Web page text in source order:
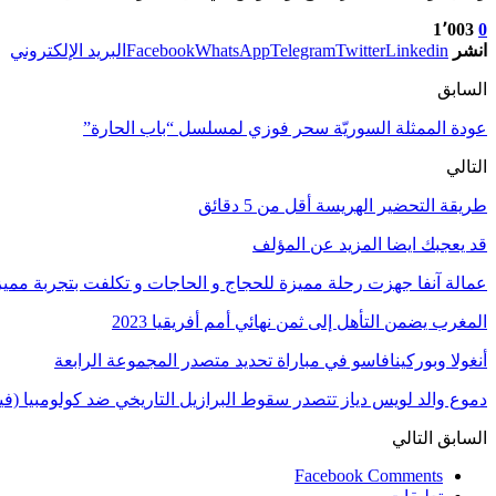
0 1٬003
انشر
FacebookWhatsAppTelegramTwitterLinkedin البريد الإلكتروني
السابق
عودة الممثلة السوريّة سحر فوزي لمسلسل “باب الحارة”
التالي
طريقة التحضير الهريسة أقل من 5 دقائق
قد يعجبك ايضا المزيد عن المؤلف
عمالة آنفا جهزت رحلة مميزة للحجاج و الحاجات و تكلفت بتجربة
المغرب يضمن التأهل إلى ثمن نهائي أمم أفريقيا 2023
أنغولا وبوركينافاسو في مباراة تحديد متصدر المجموعة الرابعة
دموع والد لويس دياز تتصدر سقوط البرازيل التاريخي ضد كولومبيا
السابق التالي
Facebook Comments